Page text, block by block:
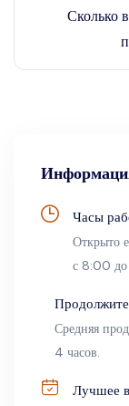
забронировать
саунами,
крытыми
за высокого
посещать
Сколько
Часы
Открыто
с 8:00
Средняя
4 часов.
Лучшее